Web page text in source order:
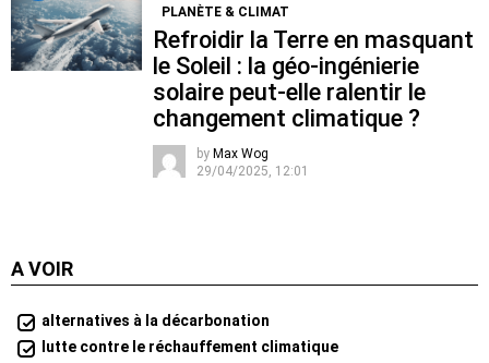
PLANÈTE & CLIMAT
Refroidir la Terre en masquant
le Soleil : la géo-ingénierie
solaire peut-elle ralentir le
changement climatique ?
by Max Wog
29/04/2025, 12:01
A VOIR
alternatives à la décarbonation
lutte contre le réchauffement climatique